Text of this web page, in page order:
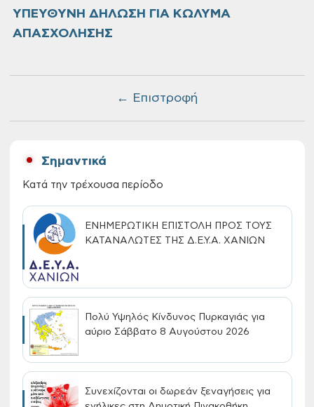
← Επιστροφή
ΥΠΕΥΘΥΝΗ ΔΗΛΩΣΗ ΓΙΑ ΚΩΛΥΜΑ
ΑΠΑΣΧΟΛΗΣΗΣ
Σημαντικά
Κατά την τρέχουσα περίοδο
ΕΝΗΜΕΡΩΤΙΚΗ ΕΠΙΣΤΟΛΗ ΠΡΟΣ ΤΟΥΣ
ΚΑΤΑΝΑΛΩΤΕΣ ΤΗΣ Δ.Ε.Υ.Α. ΧΑΝΙΩΝ
Πολύ Υψηλός Κίνδυνος Πυρκαγιάς για
αύριο Σάββατο 8 Αυγούστου 2026
Συνεχίζονται οι δωρεάν ξεναγήσεις για